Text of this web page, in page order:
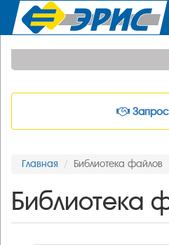
Главная Библиотека файлов
Библиотека